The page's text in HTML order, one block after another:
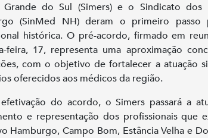
do Sul (Simers) e o Sindicato dos
(SinMed NH) deram o primeiro passo
histórica. O pré-acordo, firmado em
feira, 17, representa uma aproximação
com o objetivo de fortalecer a atuação
oferecidos aos médicos da região.
do acordo, o Simers passará a
e representação dos profissionais que
Hamburgo, Campo Bom, Estância Velha e